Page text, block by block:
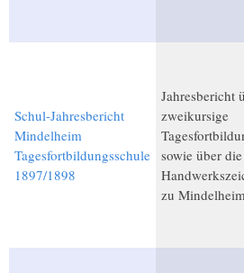
Schul-Jahresbericht
Mindelheim
Tagesfortbildungsschule
1897/1898
Jahresbericht
zweikursige
sowie über die
zu